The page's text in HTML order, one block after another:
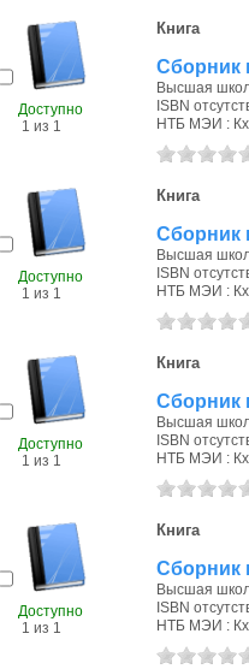
Доступно
1 из 1
Книга
Сборник
Высшая
ISBN
НТБ МЭИ : Кх
Доступно
1 из 1
Книга
Сборник
Высшая
ISBN
НТБ МЭИ : Кх
Доступно
1 из 1
Книга
Сборник
Высшая
ISBN
НТБ МЭИ : Кх
Доступно
1 из 1
Книга
Сборник
Высшая
ISBN
НТБ МЭИ : Кх